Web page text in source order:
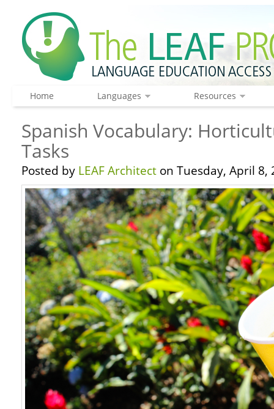
Home Languages Resources
Spanish Vocabulary:
Tasks
Posted by LEAF Architect on Tuesday, April 8,